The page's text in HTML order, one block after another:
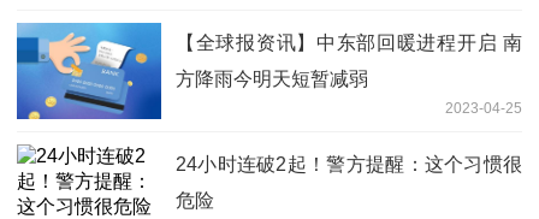
【全球报资讯】中东部回暖进程开启 南
方降雨今明天短暂减弱
2023-04-25
24小时连破2起！警方提醒：这个习惯很
危险